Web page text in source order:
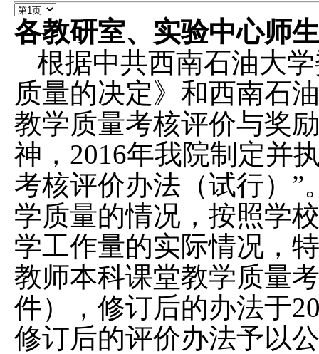
各教研室、 实验中心师
根据中共西南石油大
质量的决定》和西南石
教学质量考核评价与奖
神，2016年我院制定并
考核评价办法（试行）
学质量的情况，按照学校
学工作量的实际情况 ，
教师本科课堂教学质量
件），修订后的办法于
修订后的评价办法予以